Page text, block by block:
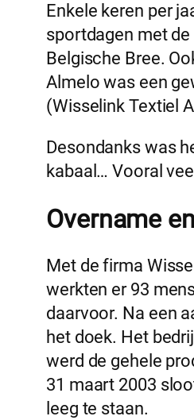
Enkele keren per
sportdagen met
Belgische Bree.
Almelo was een
(Wisselink Textiel
Desondanks was
kabaal… Vooral
Overname
Met de firma
werkten er 93
daarvoor. Na een
het doek. Het
werd de gehele
31 maart 2003
leeg te staan.